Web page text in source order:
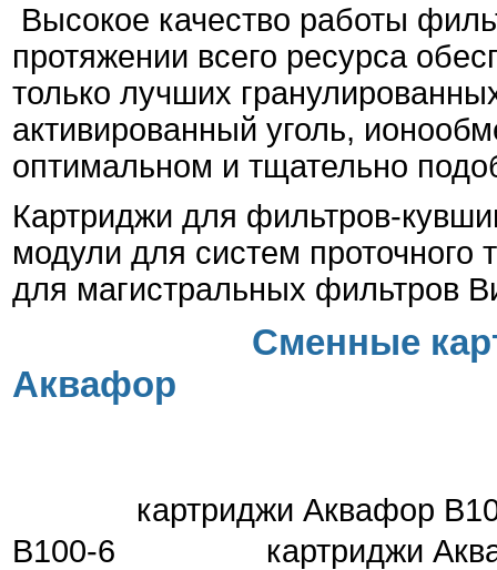
Высокое качество работы
протяжении всего ресурса
только лучших
активированный уголь,
оптимальном и тщательно
Картриджи для фильтров-
модули для систем
для магистральных фильтров
Сменные
Аквафор
картриджи
В100-6 картриджи